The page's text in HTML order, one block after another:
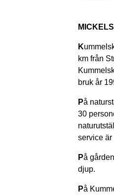
K
km från
bruk år
På
30
service är
På
djup.
På